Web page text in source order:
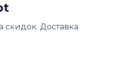
скидок. Доставка